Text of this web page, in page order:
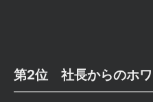
第2位 社長からのホ